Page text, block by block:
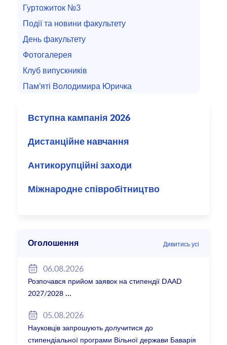
Гуртожиток №3
Події та новини факультету
День факультету
Фотогалерея
Клуб випускників
Пам’яті Володимира Юричка
Вступна кампанія 2026
Дистанційне навчання
Антикорупційні заходи
Міжнародне співробітництво
Оголошення Дивитись усі
06.08.2026
Розпочався прийом заявок на стипендії DAAD
2027/2028
05.08.2026
Науковців запрошують долучитися до
стипендіальної програми Вільної держави Баварія